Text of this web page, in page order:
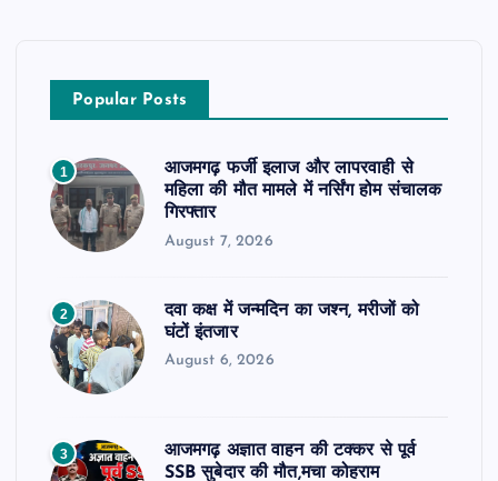
Popular Posts
1
आजमगढ़ फर्जी इलाज और लापरवाही से
महिला की मौत मामले में नर्सिंग होम संचालक
गिरफ्तार
August 7, 2026
2
दवा कक्ष में जन्मदिन का जश्न, मरीजों को
घंटों इंतजार
August 6, 2026
3
आजमगढ़ अज्ञात वाहन की टक्कर से पूर्व
SSB सुबेदार की मौत,मचा कोहराम